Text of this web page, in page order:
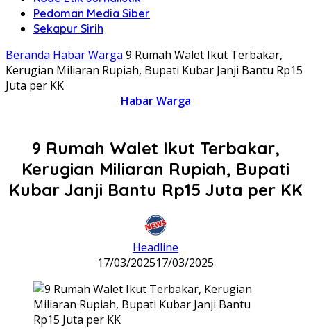
Pedoman Media Siber
Sekapur Sirih
Beranda Habar Warga 9 Rumah Walet Ikut Terbakar,
Kerugian Miliaran Rupiah, Bupati Kubar Janji Bantu Rp15
Juta per KK
Habar Warga
9 Rumah Walet Ikut Terbakar,
Kerugian Miliaran Rupiah, Bupati
Kubar Janji Bantu Rp15 Juta per KK
Headline
17/03/202517/03/2025